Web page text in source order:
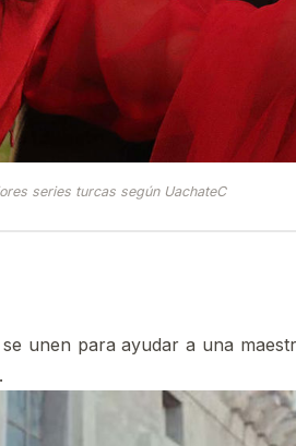
series turcas según UachateC
unen para ayudar a una